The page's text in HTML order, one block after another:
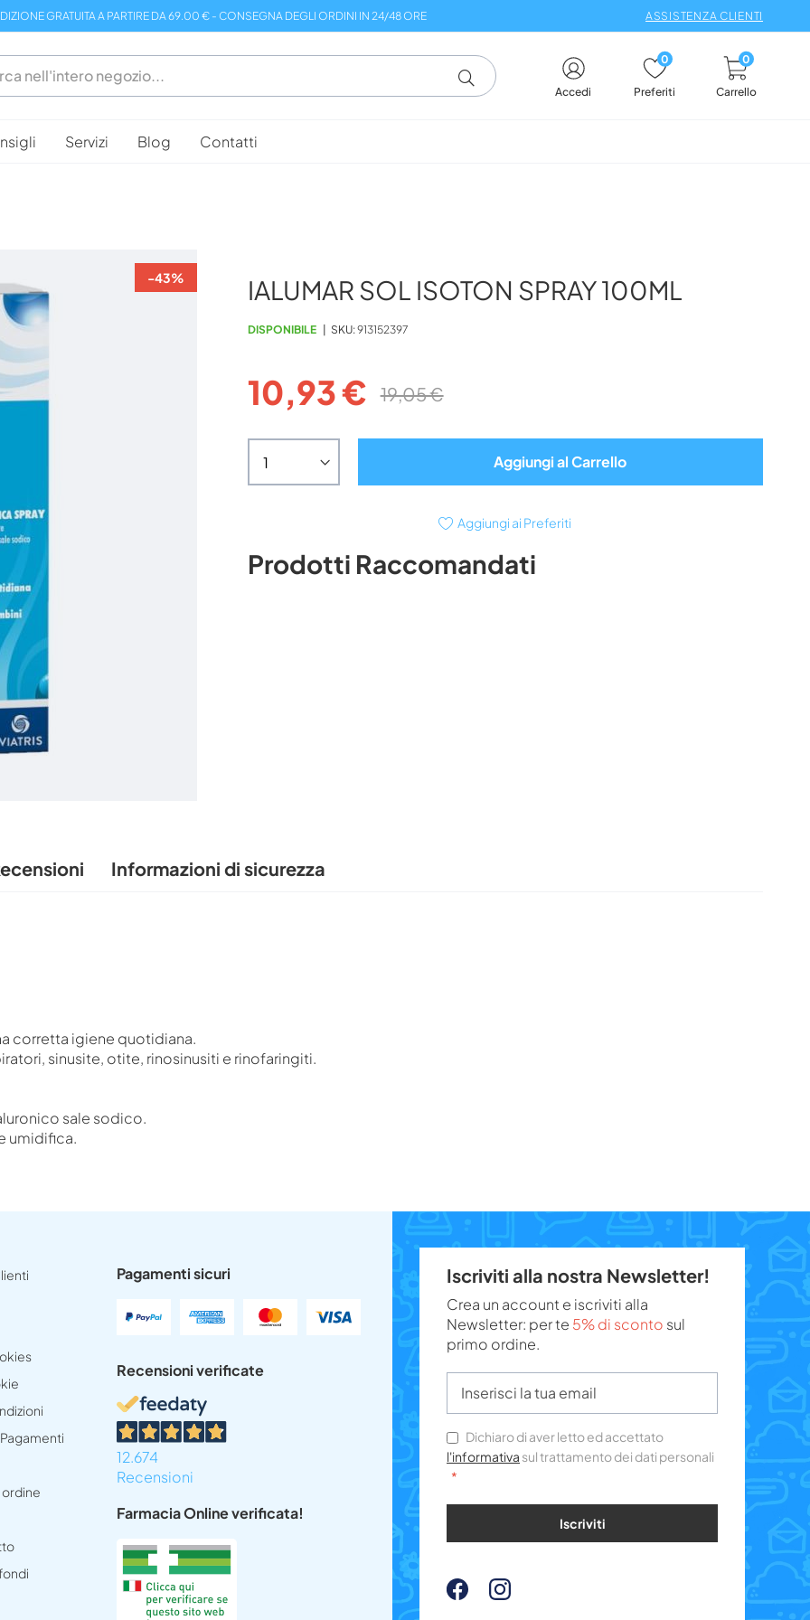
GRATUITA A PARTIRE DA 69.00 € - CONSEGNA DEGLI ORDINI IN 24/48 ORE ASSISTENZA CLIENTI
Accedi Preferiti
0
Carrello
0
Servizi Blog Contatti
IALUMAR SOL ISOTON SPRAY 100ML
DISPONIBILE SKU 913152397
10,93 € 19,05 €
Aggiungi al Carrello
Aggiungi ai Preferiti
-43%
Prodotti Raccomandati
corretta igiene quotidiana.
sinusite, otite, rinosinusiti e rinofaringiti.
sale sodico.
umidifica.
Informazioni di sicurezza
Pagamenti sicuri
Recensioni verificate
12.674
Recensioni
Farmacia Online verificata!
Iscriviti alla nostra Newsletter!
Crea un account e iscriviti alla
Newsletter: per te 5% di sconto sul
primo ordine.
Dichiaro di aver letto ed accettato
l'informativa sul trattamento dei dati personali
Iscriviti